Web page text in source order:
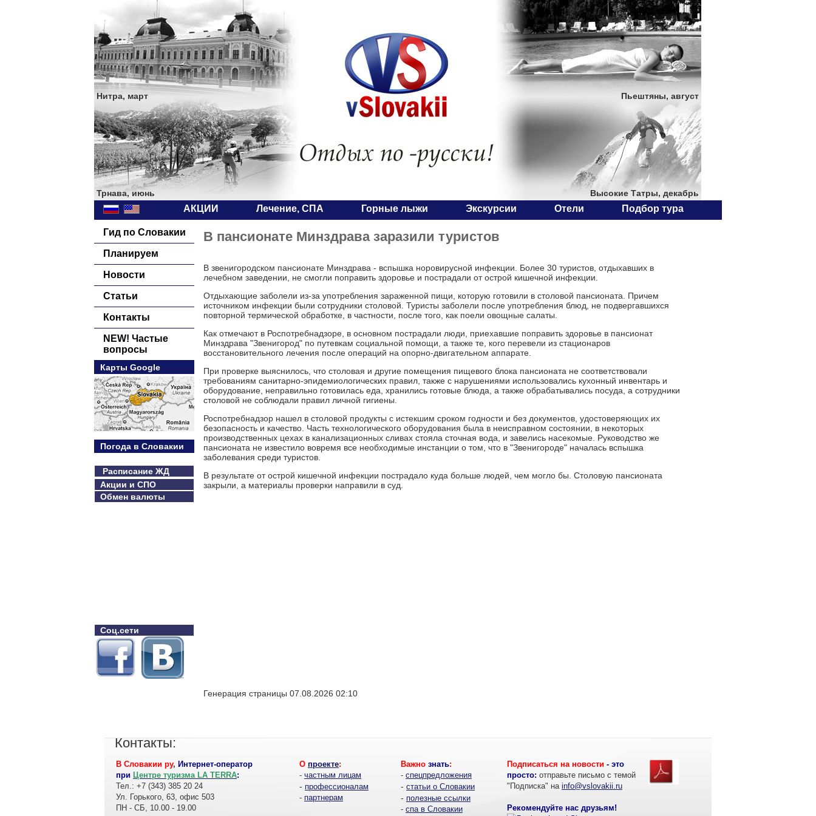
Нитра, март
Трнава, июнь
Пьештяны, август
Высокие Татры, декабрь
АКЦИИ Лечение, СПА Горные лыжи Экскурсии Отели Подбор тура
Гид по Словакии
Планируем
Новости
Статьи
Контакты
NEW! Частые
вопросы
Карты Google
Погода в Словакии
Расписание ЖД
Акции и СПО
Обмен валюты
Соц.сети
В пансионате Минздрава заразили туристов
В звенигородском пансионате Минздрава - вспышка норовирусной инфекции. Более 30 туристов, отдыхавших в
лечебном заведении, не смогли поправить здоровье и пострадали от острой кишечной инфекции.
Отдыхающие заболели из-за употребления зараженной пищи, которую готовили в столовой пансионата. Причем
источником инфекции были сотрудники столовой. Туристы заболели после употребления блюд, не подвергавшихся
повторной термической обработке, в частности, после того, как поели овощные салаты.
Как отмечают в Роспотребнадзоре, в основном пострадали люди, приехавшие поправить здоровье в пансионат
Минздрава "Звенигород" по путевкам социальной помощи, а также те, кого перевели из стационаров
восстановительного лечения после операций на опорно-двигательном аппарате.
При проверке выяснилось, что столовая и другие помещения пищевого блока пансионата не соответствовали
требованиям санитарно-эпидемиологических правил, также с нарушениями использовались кухонный инвентарь и
оборудование, неправильно готовилась еда, хранились готовые блюда, а также обрабатывались посуда, а сотрудники
столовой не соблюдали правил личной гигиены.
Роспотребнадзор нашел в столовой продукты с истекшим сроком годности и без документов, удостоверяющих их
безопасность и качество. Часть технологического оборудования была в неисправном состоянии, в некоторых
производственных цехах в канализационных сливах стояла сточная вода, и завелись насекомые. Руководство же
пансионата не известило вовремя все необходимые инстанции о том, что в "Звенигороде" началась вспышка
заболевания среди туристов.
В результате от острой кишечной инфекции пострадало куда больше людей, чем могло бы. Столовую пансионата
закрыли, а материалы проверки направили в суд.
Генерация страницы 07.08.2026 02:10
Контакты:
В Словакии ру, Интернет-оператор
при Центре туризма LA TERRA:
Тел.: +7 (343) 385 20 24
Ул. Горького, 63, офис 503
ПН - СБ, 10.00 - 19.00
О проекте:
- частным лицам
- профессионалам
- партнерам
Важно знать:
- спецпредложения
- статьи о Словакии
- полезные ссылки
- спа в Словакии
Подписаться на новости - это
просто: отправьте письмо с темой
"Подписка" на info@vslovakii.ru
Рекомендуйте нас друзьям!